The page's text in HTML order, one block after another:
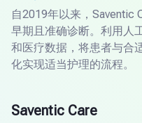
自2019年以来，Saventic
早期且准确诊断。利用人
和医疗数据，将患者与合
化实现适当护理的流程。
Saventic Care